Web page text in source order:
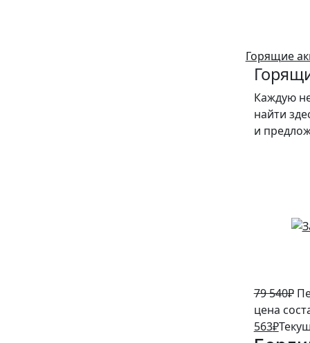
Горящие
Каждую
найти
и
79 540₽
цена
563₽